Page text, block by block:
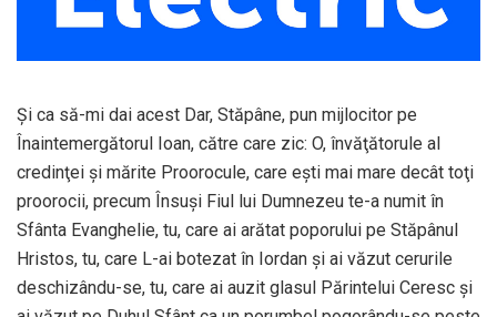
Şi ca să-mi dai acest Dar, Stăpâne, pun mijlocitor pe
Înaintemergătorul Ioan, către care zic: O, învăţătorule al
credinţei şi mărite Proorocule, care eşti mai mare decât toţi
proorocii, precum Însuşi Fiul lui Dumnezeu te-a numit în
Sfânta Evanghelie, tu, care ai arătat poporului pe Stăpânul
Hristos, tu, care L-ai botezat în Iordan şi ai văzut cerurile
deschizându-se, tu, care ai auzit glasul Părintelui Ceresc şi